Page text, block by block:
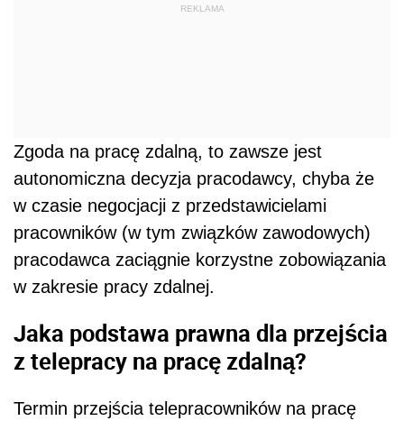
REKLAMA
Zgoda na pracę zdalną, to zawsze jest
autonomiczna decyzja pracodawcy, chyba że
w czasie negocjacji z przedstawicielami
pracowników (w tym związków zawodowych)
pracodawca zaciągnie korzystne zobowiązania
w zakresie pracy zdalnej.
Jaka podstawa prawna dla przejścia
z telepracy na pracę zdalną?
Termin przejścia telepracowników na pracę